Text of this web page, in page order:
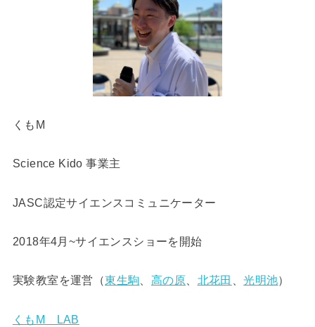
くもM
Science Kido 事業主
JASC認定サイエンスコミュニケーター
2018年4月~サイエンスショーを開始
実験教室を運営（東生駒 高の原 北花田 、光明池）
くもM LAB